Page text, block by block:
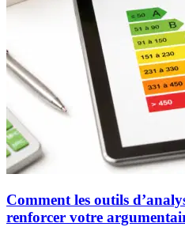
Comment les outils
renforcer votre